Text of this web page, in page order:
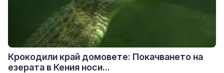
Крокодили край домовете: Покачването на
езерата в Кения носи...